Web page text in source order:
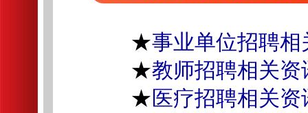
★事业单位招聘相
★教师招聘相关资
★医疗招聘相关资